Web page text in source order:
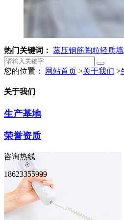
热门关键词： 蒸压钢筋陶粒轻质墙
您的位置： 网站首页 >关于我们 >
关于我们
生产基地
荣誉资质
咨询热线
18623355999